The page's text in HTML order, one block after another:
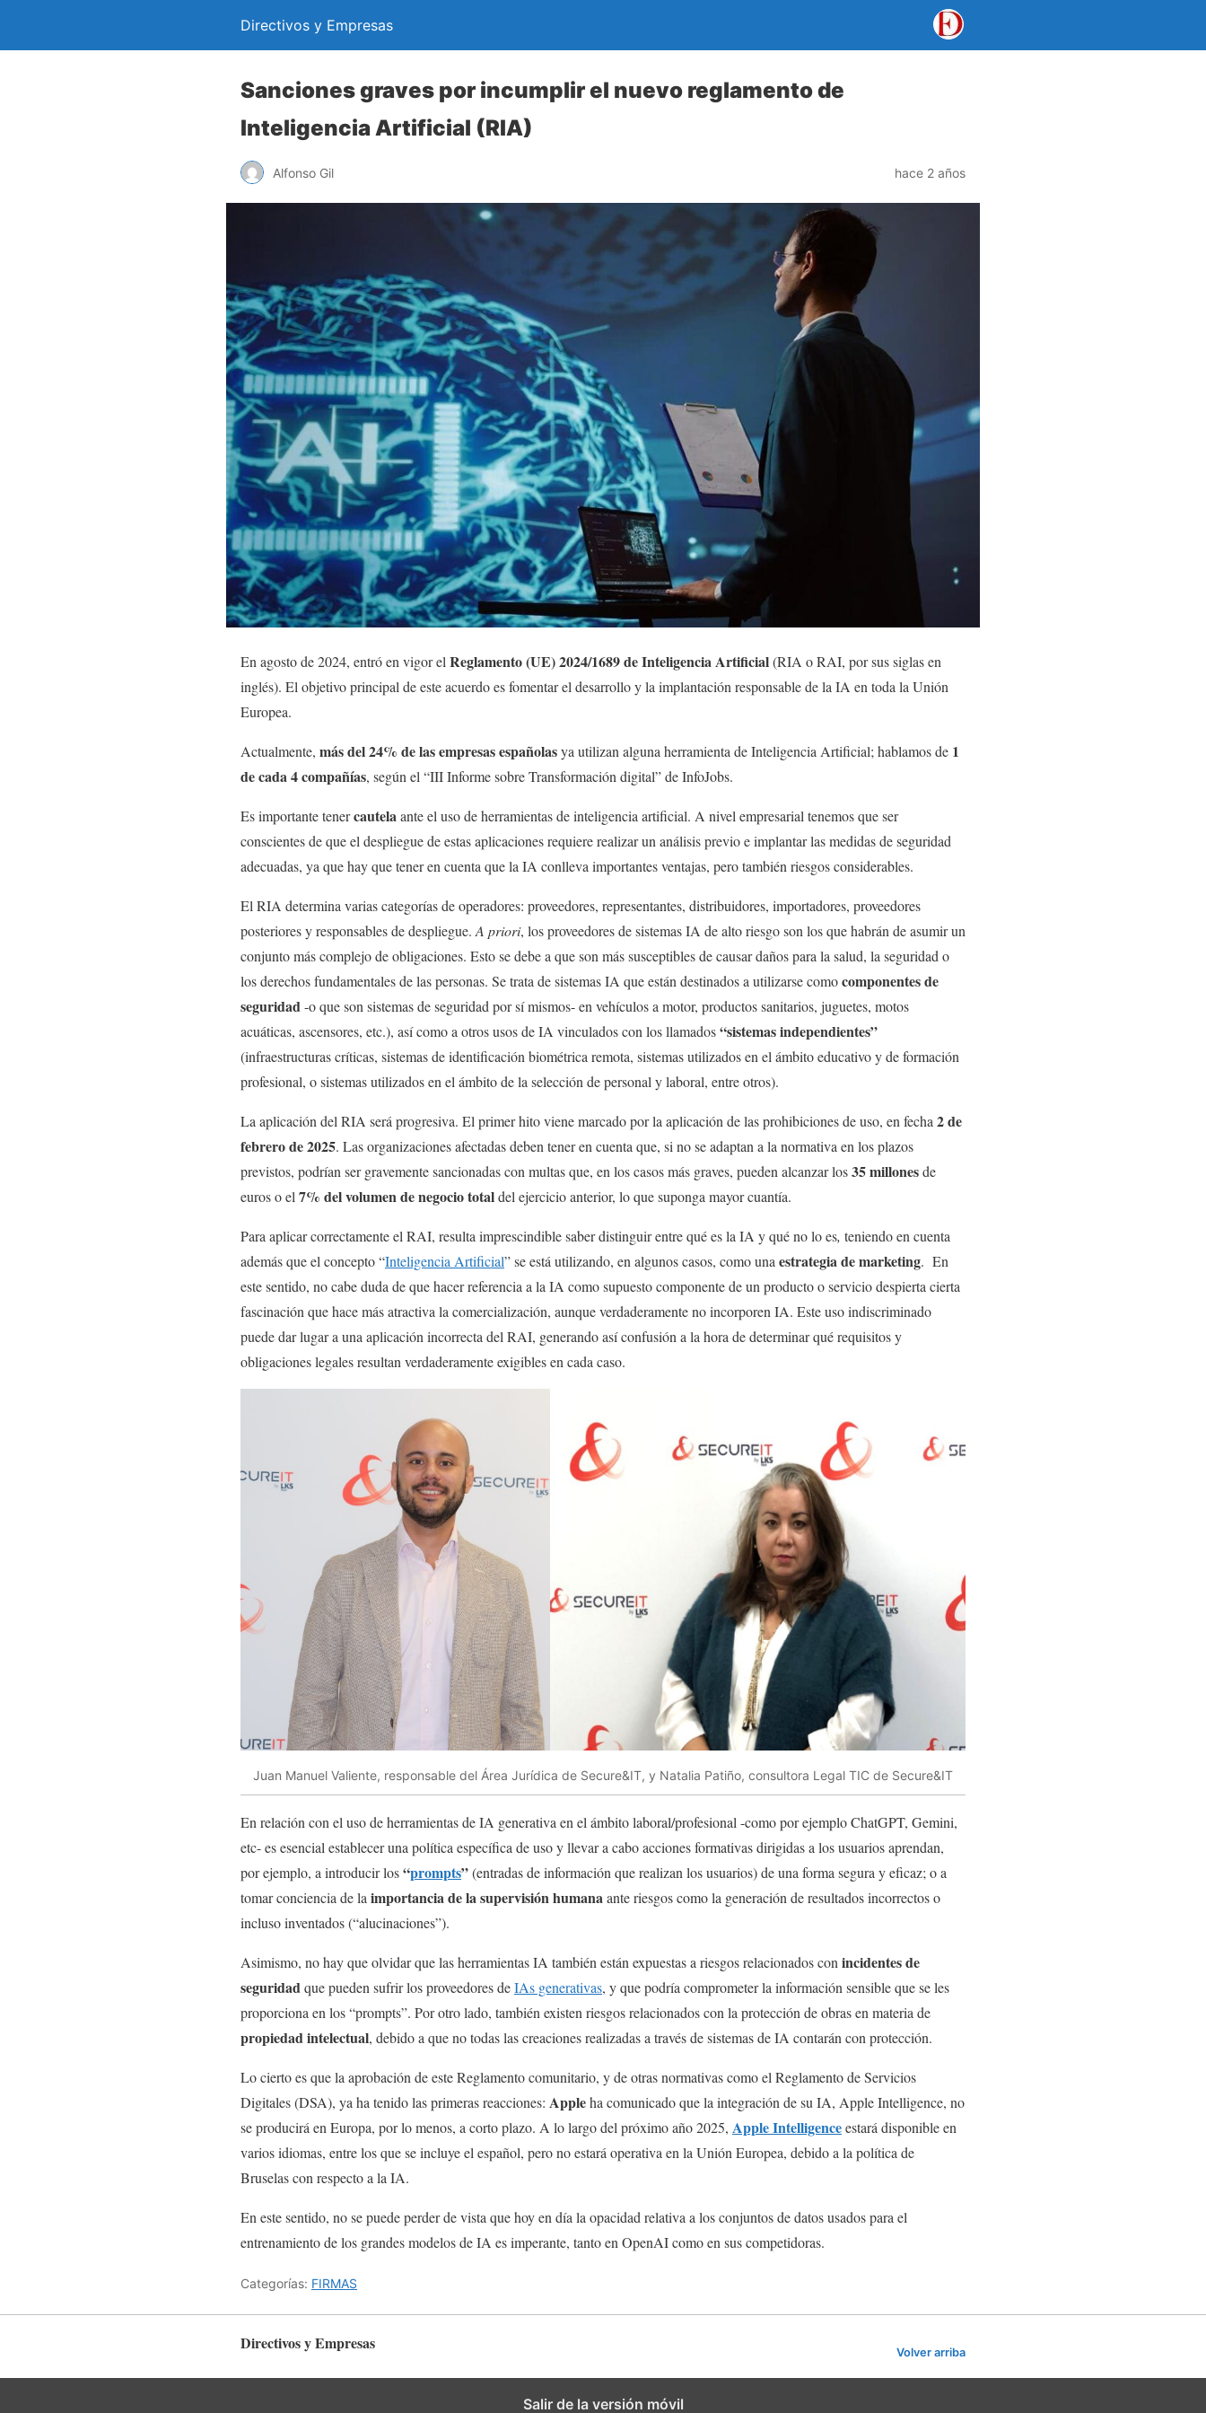
Directivos y Empresas
Sanciones graves por incumplir el nuevo reglamento de
Inteligencia Artificial (RIA)
Alfonso Gil hace 2 años
En agosto de 2024, entró en vigor el Reglamento (UE) 2024/1689 de Inteligencia Artificial(RIA o RAI, por sus siglas en
inglés). El objetivo principal de este acuerdo es fomentar el desarrollo y la implantación responsable de la IA en toda la Unión
Europea.
Actualmente, más del 24% de las empresas españolasya utilizan alguna herramienta de Inteligencia Artificial; hablamos de 1
decada 4 compañías, según el “III Informe sobre Transformación digital” de InfoJobs.
Es importante tenercautela ante el uso de herramientas de inteligencia artificial. A nivel empresarial tenemos que ser
conscientes de que el despliegue de estas aplicaciones requiere realizar un análisis previo e implantar las medidas de seguridad
adecuadas, ya que hay que tener en cuenta que la IA conlleva importantes ventajas, pero también riesgos considerables.
El RIA determina varias categorías de operadores: proveedores, representantes, distribuidores, importadores, proveedores
posteriores y responsables de despliegue. A priori, los proveedores de sistemas IA de alto riesgo son los que habrán de asumir un
conjunto más complejo de obligaciones. Esto se debe a que son más susceptibles de causar daños para la salud, la seguridad o
los derechos fundamentales de las personas. Se trata de sistemas IA que están destinados a utilizarse comocomponentes de
seguridad -o que son sistemas de seguridad por sí mismos- en vehículos a motor, productos sanitarios, juguetes, motos
acuáticas, ascensores, etc.), así como a otros usos de IA vinculados con los llamados“sistemas independientes”
(infraestructuras críticas, sistemas de identificación biométrica remota, sistemas utilizados en el ámbito educativo y de formación
profesional, o sistemas utilizados en el ámbito de la selección de personal y laboral, entre otros).
La aplicación del RIA será progresiva. El primer hito viene marcado por la aplicación de las prohibiciones de uso, en fecha 2 de
febrero de 2025. Las organizaciones afectadas deben tener en cuenta que, si no se adaptan a la normativa en los plazos
previstos, podrían ser gravemente sancionadas con multas que, en los casos más graves, pueden alcanzar los35 millonesde
euros o el 7% del volumen de negocio totaldel ejercicio anterior, lo que suponga mayor cuantía.
Para aplicar correctamente el RAI, resulta imprescindible saber distinguir entre qué es la IA y qué no lo es, teniendo en cuenta
además que el concepto “Inteligencia Artificial” se está utilizando, en algunos casos, como una estrategia de marketing. En
este sentido, no cabe duda de que hacer referencia a la IA como supuesto componente de un producto o servicio despierta cierta
fascinación que hace más atractiva la comercialización, aunque verdaderamente no incorporen IA. Este uso indiscriminado
puede dar lugar a una aplicación incorrecta del RAI, generando así confusión a la hora de determinar qué requisitos y
obligaciones legales resultan verdaderamente exigibles en cada caso.
Juan Manuel Valiente, responsable del Área Jurídica de Secure&IT, y Natalia Patiño, consultora Legal TIC de Secure&IT
En relación con el uso de herramientas de IA generativa en el ámbito laboral/profesional -como por ejemplo ChatGPT, Gemini,
etc- es esencial establecer una política específica de uso y llevar a cabo acciones formativas dirigidas a los usuarios aprendan,
por ejemplo, a introducir los“prompts”(entradas de información que realizan los usuarios) de una forma segura y eficaz; o a
tomar conciencia de la importancia de la supervisión humanaante riesgos como la generación de resultados incorrectos o
incluso inventados (“alucinaciones”).
Asimismo, no hay que olvidar que las herramientas IA también están expuestas a riesgos relacionados con incidentes de
seguridadque pueden sufrir los proveedores deIAs generativas, y que podría comprometer la información sensible que se les
proporciona en los “prompts”. Por otro lado, también existen riesgos relacionados con la protección de obras en materia de
propiedad intelectual, debido a que no todas las creaciones realizadas a través de sistemas de IA contarán con protección.
Lo cierto es que la aprobación de este Reglamento comunitario, y de otras normativas como el Reglamento de Servicios
Digitales (DSA), ya ha tenido las primeras reacciones: Appleha comunicado que la integración de su IA, Apple Intelligence, no
se producirá en Europa, por lo menos, a corto plazo. A lo largo del próximo año 2025, Apple Intelligenceestará disponible en
varios idiomas, entre los que se incluye el español, pero no estará operativa en la Unión Europea, debido a la política de
Bruselas con respecto a la IA.
En este sentido, no se puede perder de vista que hoy en día la opacidad relativa a los conjuntos de datos usados para el
entrenamiento de los grandes modelos de IA es imperante, tanto en OpenAI como en sus competidoras.
Categorías: FIRMAS
Directivos y Empresas Volver arriba
Salir de la versión móvil